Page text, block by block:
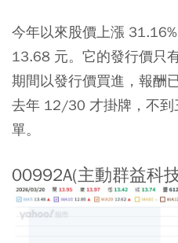
今年以來股價上漲
13.68 元。它的發行價只
期間以發行價買進，報酬
去年 12/30 才掛牌，不到
單。
00992A(主動群益科